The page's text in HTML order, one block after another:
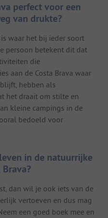
perfect voor een
van drukte?
waar het bij ieder soort
persoon betekent dit dat
die
aan de Costa Brava waar
hebben als
het draait om stilte en
kleine campings in de
bedoeld voor
in de natuurrijke
dan wil je ook iets van de
vertoeven en dus mag
een goed boek mee en